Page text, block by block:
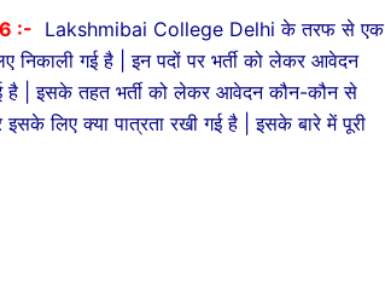
:-
Lakshmibai College Delhi के तरफ से एक
निकाली गई है | इन पदों पर भर्ती को लेकर आवेदन
है | इसके तहत भर्ती को लेकर आवेदन कौन-कौन से
लिए क्या पात्रता रखी गई है | इसके बारे में पूरी